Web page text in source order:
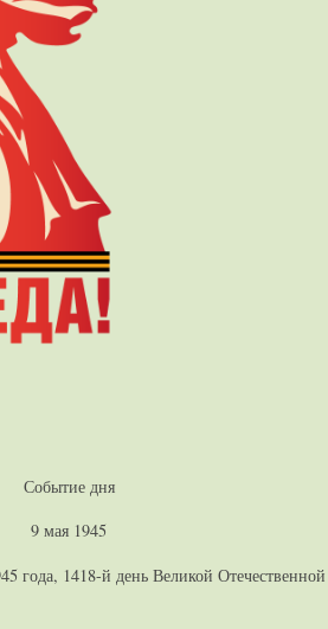
Событие дня
9 мая 1945
года, 1418-й день Великой Отечественной